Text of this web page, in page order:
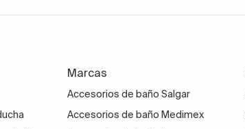
Marcas
Accesorios de baño Salgar
Accesorios de baño Medimex